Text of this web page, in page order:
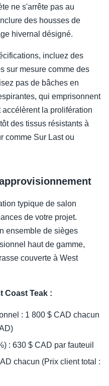
ne s'arrête pas au
des housses de
hivernal désigné.
incluez des
sur mesure comme des
pas de bâches en
qui emprisonnent
la prolifération
des tissus résistants à
comme Sur Last ou
typique de salon
de votre projet.
ensemble de sièges
haut de gamme,
couverte à West
Coast Teak :
: 1 800 $ CAD chacun
: 630 $ CAD par fauteuil
chacun (Prix client total :